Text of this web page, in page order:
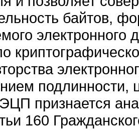
байтов,
подлинности,
признается
160